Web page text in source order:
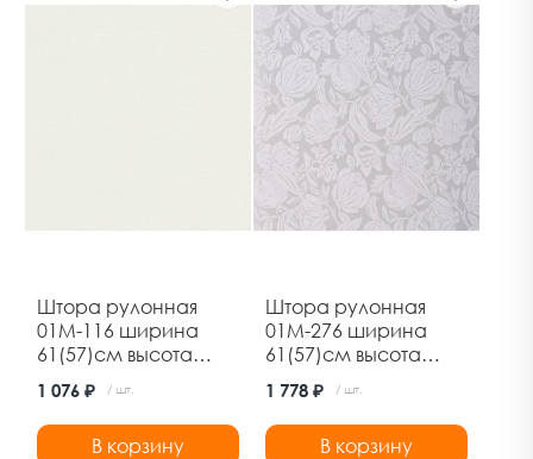
Штора рулонная
01М-116 ширина
61(57)см высота
Дельфа
1 076 ₽ / шт.
В корзину
Штора рулонная
01М-276 ширина
61(57)см высота
Дельфа
1 778 ₽ / шт.
В корзину